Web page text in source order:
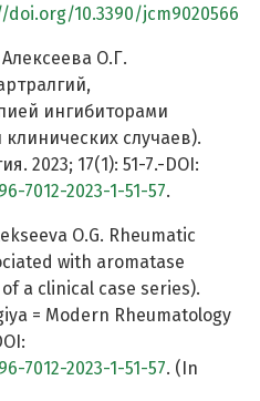
10.3390/jcm9020566
О.Г.
ингибиторами
случаев).
2023; 17(1): 51-7.-DOI:
7012-2023-1-51-57.
O.G. Rheumatic
with aromatase
a clinical case series).
= Modern Rheumatology
7012-2023-1-51-57. (In